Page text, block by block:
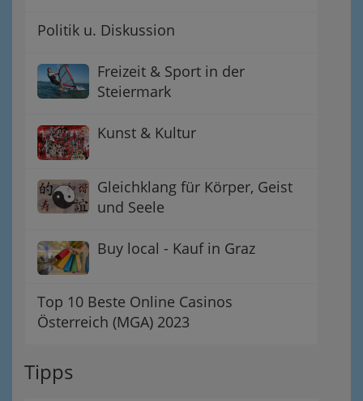
Politik u. Diskussion
Freizeit & Sport in der
Steiermark
Kunst & Kultur
Gleichklang für Körper, Geist
und Seele
Buy local - Kauf in Graz
Top 10 Beste Online Casinos
Österreich (MGA) 2023
Tipps